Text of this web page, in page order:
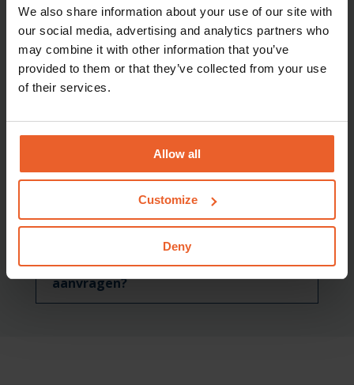
We also share information about your use of our site with
our social media, advertising and analytics partners who
may combine it with other information that you’ve
provided to them or that they’ve collected from your use
of their services.
Allow all
Customize
Deny
Lees voor
Veelgestelde vragen over
huisartsenzorg
Deze vragen krijgen wij vaak.
Ik heb geen eigen huisarts. Kan ik
toch naar een huisarts toe?
Wat is het inschrijftarief van de
huisarts?
Kan ik via de huisarts een palliakit
aanvragen?